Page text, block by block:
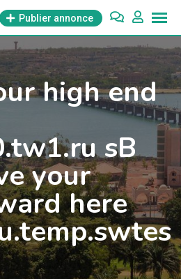
Publier annonce
high end
sB
your
here